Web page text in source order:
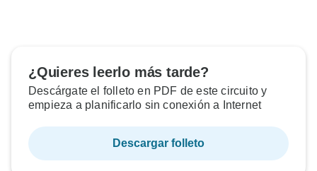
¿Quieres leerlo más tarde?
Descárgate el folleto en PDF de este circuito y
empieza a planificarlo sin conexión a Internet
Descargar folleto